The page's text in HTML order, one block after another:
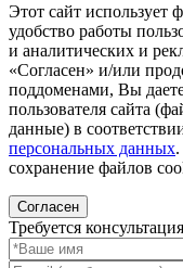
Этот сайт использует
удобство работы
и аналитических и
«Согласен» и/или
поддоменами, Вы
пользователя сайта
данные) в
персональных данных
сохранение файлов
Согласен
Требуется консультация